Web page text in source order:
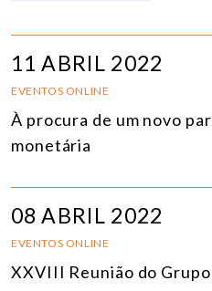
11 ABRIL 2022
EVENTOS ONLINE
À procura de um novo
monetária
08 ABRIL 2022
EVENTOS ONLINE
XXVIII Reunião do